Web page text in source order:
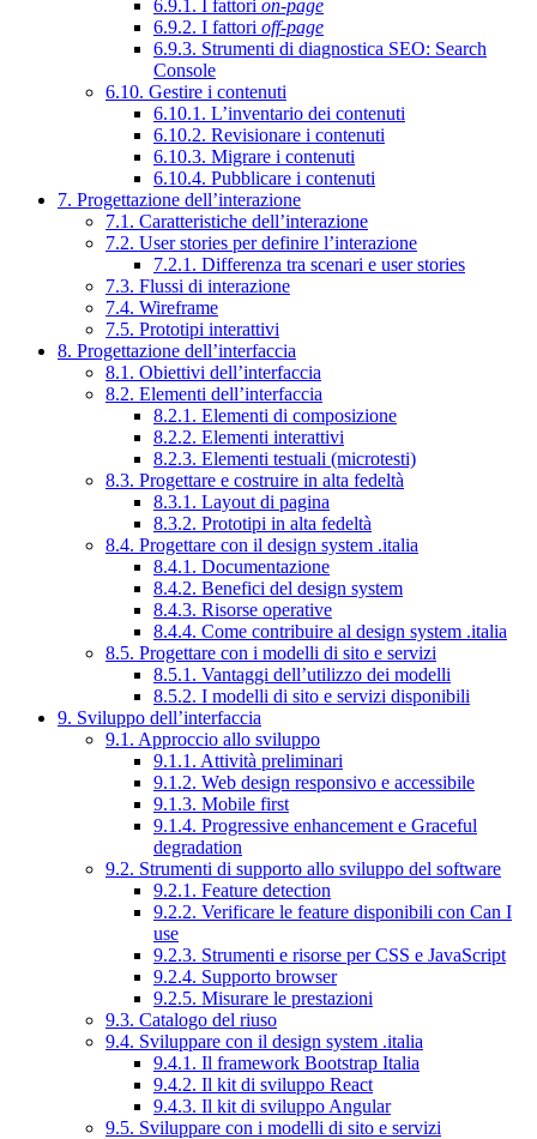
6.9.1. I fattori on-page
6.9.2. I fattori off-page
6.9.3. Strumenti di diagnostica SEO: Search
Console
6.10. Gestire i contenuti
6.10.1. L’inventario dei contenuti
6.10.2. Revisionare i contenuti
6.10.3. Migrare i contenuti
6.10.4. Pubblicare i contenuti
7. Progettazione dell’interazione
7.1. Caratteristiche dell’interazione
7.2. User stories per definire l’interazione
7.2.1. Differenza tra scenari e user stories
7.3. Flussi di interazione
7.4. Wireframe
7.5. Prototipi interattivi
8. Progettazione dell’interfaccia
8.1. Obiettivi dell’interfaccia
8.2. Elementi dell’interfaccia
8.2.1. Elementi di composizione
8.2.2. Elementi interattivi
8.2.3. Elementi testuali (microtesti)
8.3. Progettare e costruire in alta fedeltà
8.3.1. Layout di pagina
8.3.2. Prototipi in alta fedeltà
8.4. Progettare con il design system .italia
8.4.1. Documentazione
8.4.2. Benefici del design system
8.4.3. Risorse operative
8.4.4. Come contribuire al design system .italia
8.5. Progettare con i modelli di sito e servizi
8.5.1. Vantaggi dell’utilizzo dei modelli
8.5.2. I modelli di sito e servizi disponibili
9. Sviluppo dell’interfaccia
9.1. Approccio allo sviluppo
9.1.1. Attività preliminari
9.1.2. Web design responsivo e accessibile
9.1.3. Mobile first
9.1.4. Progressive enhancement e Graceful
degradation
9.2. Strumenti di supporto allo sviluppo del software
9.2.1. Feature detection
9.2.2. Verificare le feature disponibili con Can I
use
9.2.3. Strumenti e risorse per CSS e JavaScript
9.2.4. Supporto browser
9.2.5. Misurare le prestazioni
9.3. Catalogo del riuso
9.4. Sviluppare con il design system .italia
9.4.1. Il framework Bootstrap Italia
9.4.2. Il kit di sviluppo React
9.4.3. Il kit di sviluppo Angular
9.5. Sviluppare con i modelli di sito e servizi